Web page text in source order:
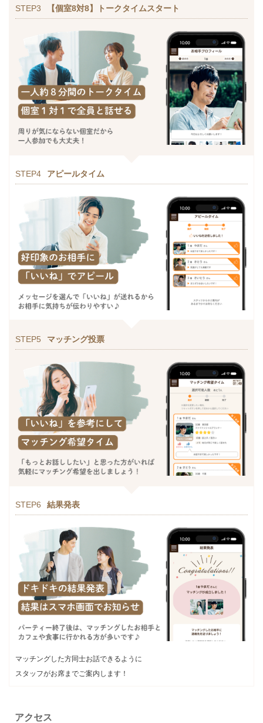
STEP3 【個室8対8】トークタイムスタート
STEP4 アピールタイム
STEP5 マッチング投票
STEP6 結果発表
マッチングした方同士お話できるように
スタッフがお席までご案内します！
アクセス